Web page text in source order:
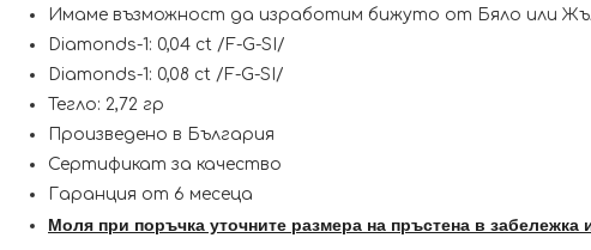
Имаме възможност да изработим бижуто от Бяло или
Diamonds-1: 0,04 ct /F-G-SI/
Diamonds-1: 0,08 ct /F-G-SI/
Тегло: 2,72 гр
Произведено в България
Сертификат за качество
Гаранция от 6 месеца
Моля при поръчка уточните размера на пръстена в забележка